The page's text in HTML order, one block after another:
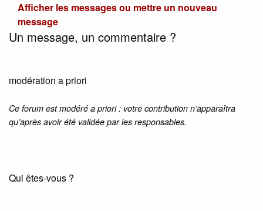
Afficher les messages ou mettre un nouveau
message
Un message, un commentaire ?
modération a priori
Ce forum est modéré a priori : votre contribution n’apparaîtra
qu’après avoir été validée par les responsables.
Qui êtes-vous ?